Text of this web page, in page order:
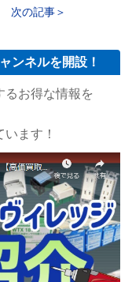
次の記事
ンネルを開設！
るお得な情報を
ます！